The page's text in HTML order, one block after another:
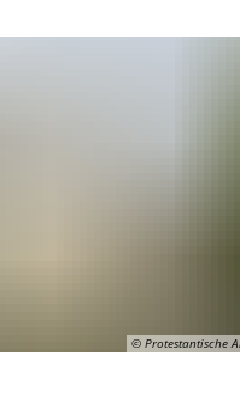
© Protestantische